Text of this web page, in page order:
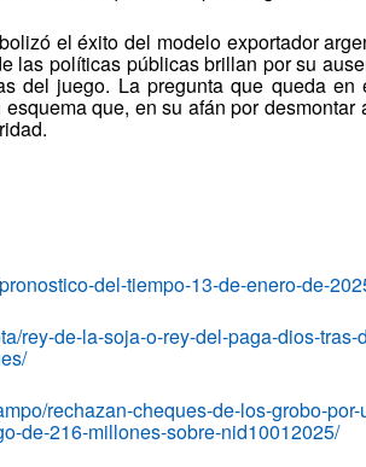
el éxito del modelo exportador
las políticas públicas brillan por su
del juego. La pregunta que queda en
que, en su afán por desmontar
del-tiempo-13-de-enero-de-
rey-de-la-soja-o-rey-del-paga-dios-tras-
rechazan-cheques-de-los-grobo-por-
de-216-millones-sobre-nid10012025/